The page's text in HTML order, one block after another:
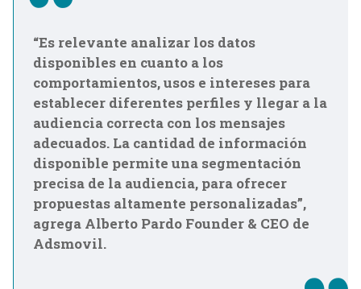
“Es relevante analizar los datos
disponibles en cuanto a los
comportamientos, usos e intereses para
establecer diferentes perfiles y llegar a la
audiencia correcta con los mensajes
adecuados. La cantidad de información
disponible permite una segmentación
precisa de la audiencia, para ofrecer
propuestas altamente personalizadas”,
agrega Alberto Pardo Founder & CEO de
Adsmovil.